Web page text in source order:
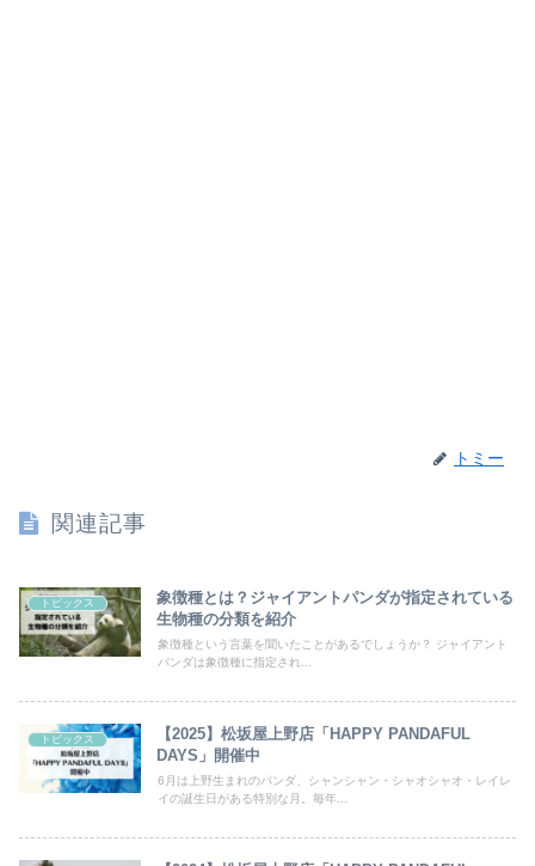
トミー
関連記事
トピックス
象徴種とは？ジャイアントパンダが指定されている
生物種の分類を紹介
象徴種という言葉を聞いたことがあるでしょうか？ ジャイアント
パンダは象徴種に指定され...
トピックス
【2025】松坂屋上野店「HAPPY PANDAFUL
DAYS」開催中
6月は上野生まれのパンダ、シャンシャン・シャオシャオ・レイレ
イの誕生日がある特別な月。毎年...